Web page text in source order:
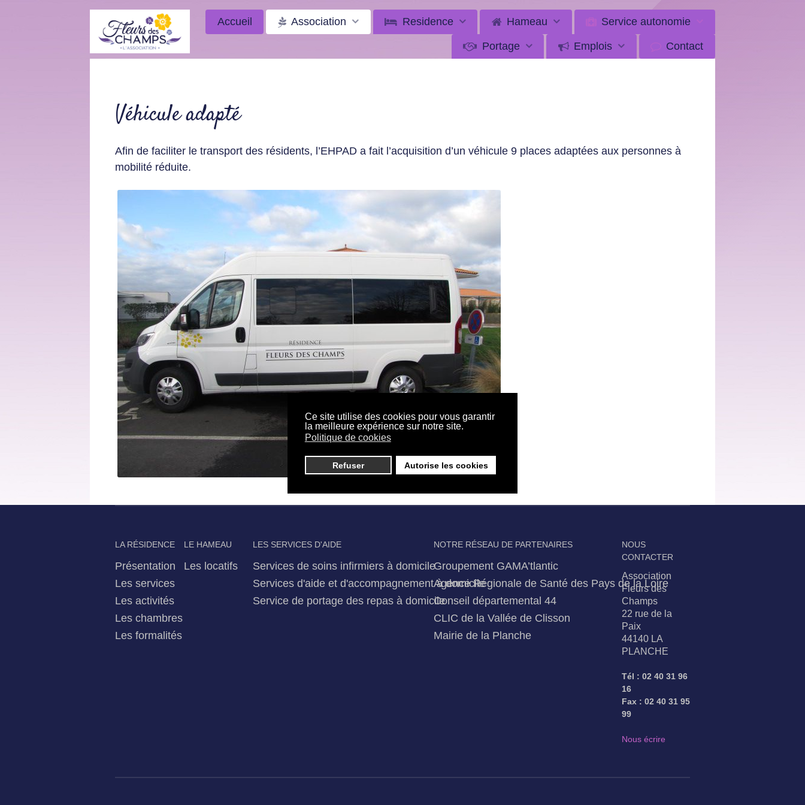
Ce site utilise des cookies pour vous garantir
la meilleure expérience sur notre site.
Politique de cookies
Refuser Autorise les cookies
Accueil Association Residence Hameau Service autonomie
Portage Emplois Contact
Véhicule adapté
Afin de faciliter le transport des résidents, l’EHPAD a fait l’acquisition d’un véhicule 9 places adaptées aux personnes à
mobilité réduite.
LA RÉSIDENCE
Présentation
Les services
Les activités
Les chambres
Les formalités
LE HAMEAU
Les locatifs
LES SERVICES D'AIDE
Services de soins infirmiers à domicile
Services d'aide et d'accompagnement à domicile
Service de portage des repas à domicile
NOTRE RÉSEAU DE PARTENAIRES
Groupement GAMA’tlantic
Agence Régionale de Santé des Pays de la Loire
Conseil départemental 44
CLIC de la Vallée de Clisson
Mairie de la Planche
NOUS
CONTACTER
Association
Fleurs des
Champs
22 rue de la
Paix
44140 LA
PLANCHE
Tél : 02 40 31 96
16
Fax : 02 40 31 95
99
Nous écrire